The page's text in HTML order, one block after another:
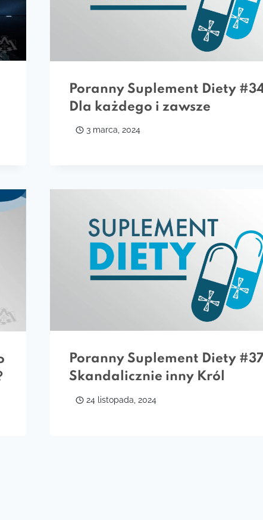
Poranny Suplement Diety
Dla każdego i zawsze
3 marca, 2024
Poranny Suplement Diety
Skandalicznie inny Król
24 listopada, 2024